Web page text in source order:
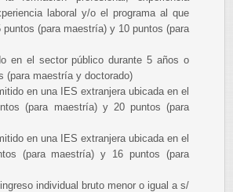
laboral y/o el programa al que
puntos (para maestría) y 10 puntos (para
en el sector público durante 5 años o
(para maestría y doctorado)
en una IES extranjera ubicada en el
(para maestría) y 20 puntos (para
en una IES extranjera ubicada en el
(para maestría) y 16 puntos (para
individual bruto menor o igual a s/